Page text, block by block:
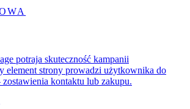
potraja skuteczność kampanii
element strony prowadzi użytkownika do
kontaktu lub zakupu.